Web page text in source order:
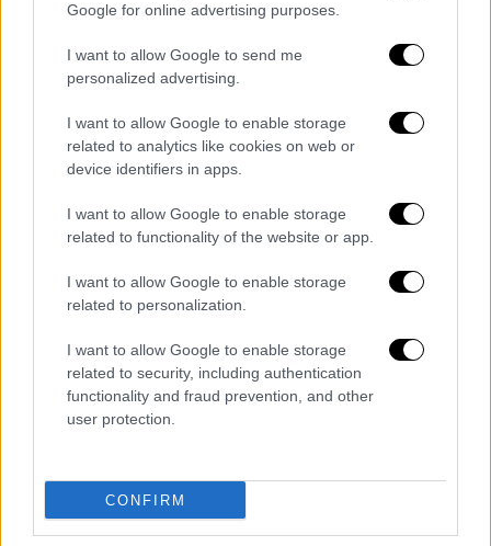
Google for online advertising purposes.
I want to allow Google to send me
personalized advertising.
I want to allow Google to enable storage
related to analytics like cookies on web or
device identifiers in apps.
I want to allow Google to enable storage
related to functionality of the website or app.
I want to allow Google to enable storage
related to personalization.
I want to allow Google to enable storage
related to security, including authentication
functionality and fraud prevention, and other
user protection.
CONFIRM
Αθλητισμός |03.08.2026 14:18
Η κλήρωση του ΠΑΟΚ στα playoffs του
Europa League: Με Λέφσκι Σόφιας ή
Ο Δικέφαλος θα πρέπει να ξεπεράσει πρώτα
το εμπόδιο της Άντερλεχτ
περισσότερα άρθρα
ΑΛΛΑ #TAGS